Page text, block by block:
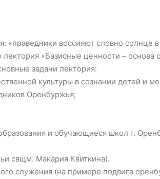
воссияют словно солнце
лектория «Базисные ценности –
задачи лектория:
культуры в сознании детей и
Оренбуржья;
и обучающиеся школ г.
свщм. Макария Квиткина).
служения (на примере подвига